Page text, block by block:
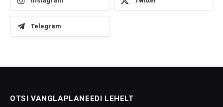
Telegram
OTSI VANGLAPLANEEDI LEHELT